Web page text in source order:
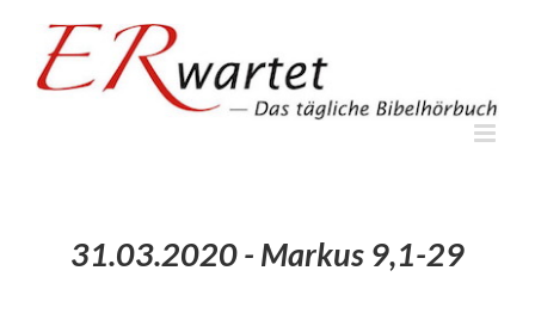
springen
31.03.2020 - Markus 9,1-29